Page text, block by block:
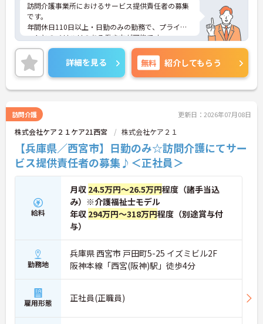
訪問介護事業所におけるサービス提供責任者の募集
です。
年間休日110日以上・日勤のみの勤務で、プライベ
ートとのメリハリのある働き方が可能です。
また、福利厚生が充実しています。働きやすい環境
が整っており、安心して長くご勤務いただけます◎
ご興味のある方には、面接対策ポイントなど、さら
に詳細をご案内しますのでお気軽にご相談くださ
い！
詳細を見る 無料 紹介してもらう
訪問介護 更新日：2026年07月08日
株式会社ケア２１ケア21西宮 株式会社ケア２１
【兵庫県／西宮市】日勤のみ☆訪問介護にてサー
ビス提供責任者の募集♪＜正社員＞
給料
月収 24.5万円～26.5万円程度（諸手当込
み）※介護福祉士モデル
年収 294万円～318万円程度（別途賞与付
与）
勤務地
兵庫県 西宮市 戸田町5-25 イズミビル2F
阪神本線「西宮(阪神)駅」徒歩4分
雇用形態 正社員(正職員)